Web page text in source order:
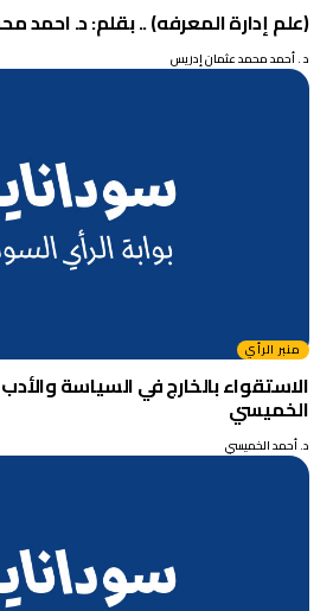
(علم إدارة المعرفه) .. بقلم: د. احمد
د . أحمد محمد عثمان إدريس
منبر الرأي
الاستقواء بالخارج في السياسة
الخميسي
د. أحمد الخميسي